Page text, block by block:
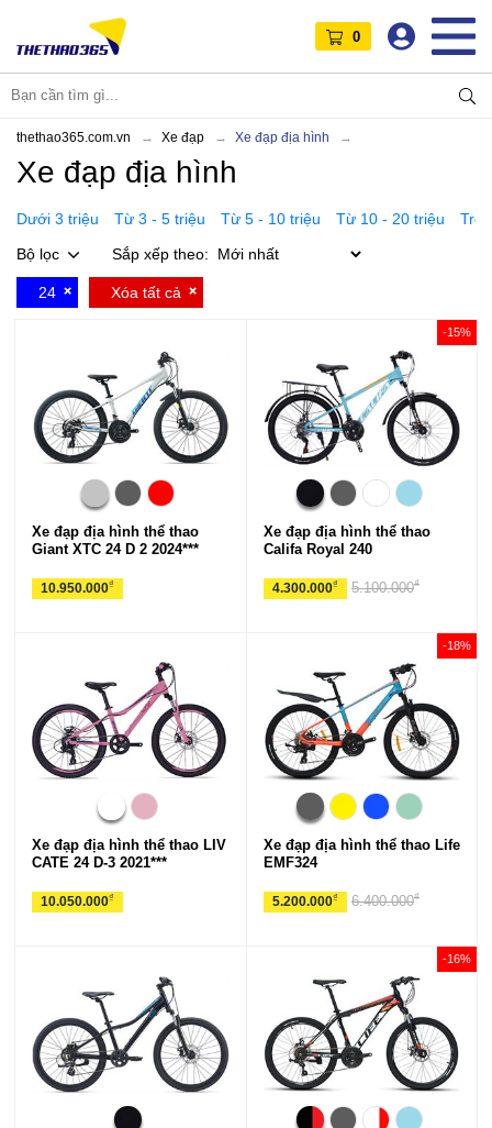
0
thethao365.com.vn Xe đạp Xe đạp địa hình
Xe đạp địa hình
Dưới 3 triệu Từ 3 - 5 triệu Từ 5 - 10 triệu Từ 10 - 20 triệu
Bộ lọc
Sắp xếp theo:
24 Xóa tất cả
Xe đạp địa hình thể thao
Giant XTC 24 D 2 2024***
10.950.000₫
Xe đạp địa hình thể thao
Califa Royal 240
4.300.000₫
-15%
5.100.000₫
Xe đạp địa hình thể thao LIV
CATE 24 D-3 2021***
10.050.000₫
Xe đạp địa hình thể thao Life
EMF324
5.200.000₫
-18%
6.400.000₫
-16%